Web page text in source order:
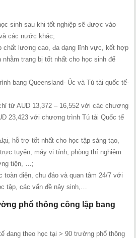
sinh sau khi tốt nghiệp sẽ được vào
các nước khác;
chất lương cao, đa dạng lĩnh vực, kết hợp
trang bị tốt nhất cho học sinh để
bang Queensland- Úc và Tú tài quốc tế-
từ AUD 13,372 – 16,552 với các chương
23,423 với chương trình Tú tài Quốc tế
hỗ trợ tốt nhất cho học tập sáng tạo,
tuyến, máy vi tính, phòng thí nghiệm
tiện, …;
toàn diện, chu đáo và quan tâm 24/7 với
tập, các vấn đề nảy sinh,…
phổ thông công lập bang
đang theo học tại > 90 trường phổ thông